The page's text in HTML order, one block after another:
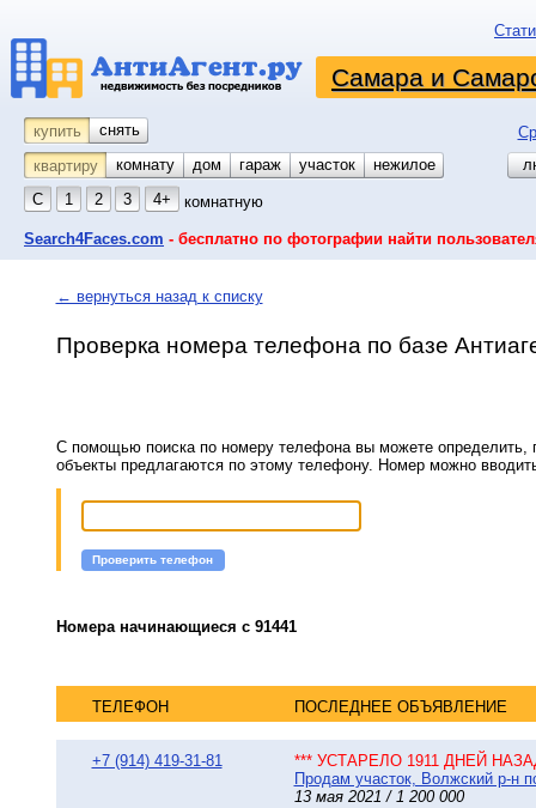
Самара и
купить снять
квартиру
комнату койко-место
дом гараж участок
нежилое
С
1 2 3 4+ комнатную
Search4Faces.com - бесплатно по фотографии найти
← вернуться назад к списку
Проверка номера телефона по базе
С помощью поиска по номеру телефона вы можете определить,
объекты предлагаются по этому телефону. Номер можно
Проверить телефон
Номера начинающиеся с 91441
ТЕЛЕФОН ПОСЛЕДНЕЕ ОБЪЯВЛЕНИЕ
+7 (914) 419-31-81
*** УСТАРЕЛО 1911 ДНЕЙ
Продам участок, Волжский р-н
13 мая 2021 / 1 200 000